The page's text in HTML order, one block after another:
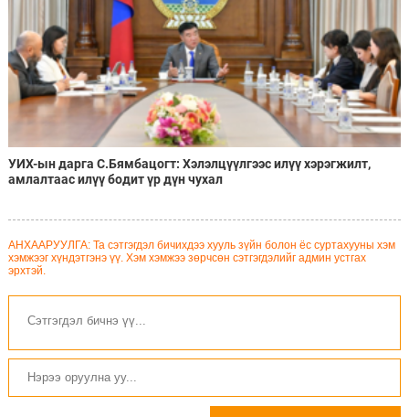
УИХ-ын дарга С.Бямбацогт: Хэлэлцүүлгээс илүү хэрэгжилт,
амлалтаас илүү бодит үр дүн чухал
АНХААРУУЛГА: Та сэтгэгдэл бичихдээ хууль зүйн болон ёс суртахууны хэм
хэмжээг хүндэтгэнэ үү. Хэм хэмжээ зөрчсөн сэтгэгдэлийг админ устгах
эрхтэй.